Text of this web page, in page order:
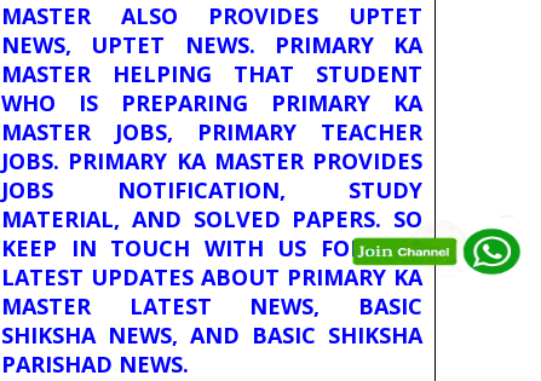
MASTER ALSO PROVIDES UPTET
NEWS, UPTET NEWS. PRIMARY KA
MASTER HELPING THAT STUDENT
WHO IS PREPARING PRIMARY KA
MASTER JOBS, PRIMARY TEACHER
JOBS. PRIMARY KA MASTER PROVIDES
JOBS NOTIFICATION, STUDY
MATERIAL, AND SOLVED PAPERS. SO
KEEP IN TOUCH WITH US FOR THE
LATEST UPDATES ABOUT PRIMARY KA
MASTER LATEST NEWS, BASIC
SHIKSHA NEWS, AND BASIC SHIKSHA
PARISHAD NEWS.